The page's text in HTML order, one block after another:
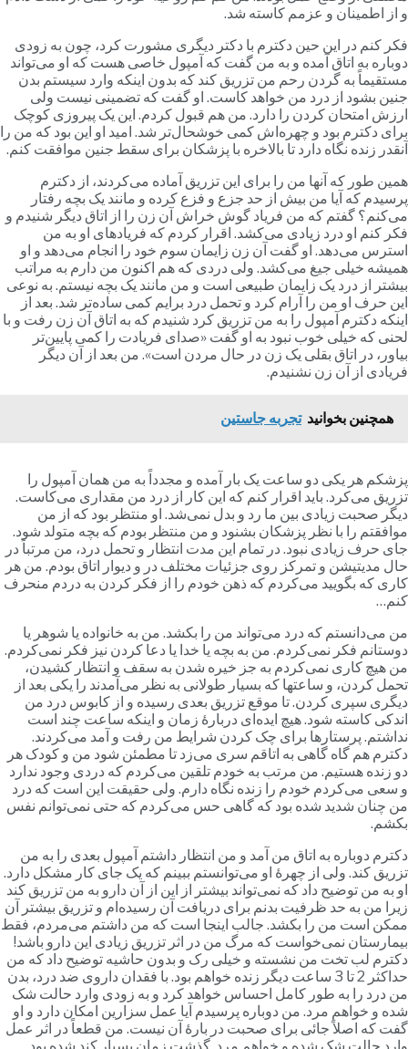
از اطمینان و عزمم کاسته شد.
کنم در این حین دکترم با دکتر دیگری مشورت کرد، چون به زودی
به اتاق آمده و به من گفت که آمپول خاصی هست که او می‌تواند
به گردن رحم من تزریق کند که بدون اینکه وارد سیستم بدن
بشود از درد من خواهد کاست. او گفت که تضمینی نیست ولی
امتحان کردن را دارد. من هم قبول کردم. این یک پیروزی کوچک
دکترم بود و چهره‌اش کمی خوشحال‌تر شد. امید او این بود که من را
زنده نگاه دارد تا بالاخره با پزشکان برای سقط جنین موافقت کنم.
طور که آنها من را برای این تزریق آماده می‌کردند، از دکترم
که آیا من بیش از حد جزع و فزع کرده و مانند یک بچه رفتار
گفتم که من فریاد گوش خراش آن زن را از اتاق دیگر شنیدم و
کنم او درد زیادی می‌کشد. اقرار کردم که فریادهای او به من
می‌دهد. او گفت آن زن زایمان سوم خود را انجام می‌دهد و او
خیلی جیغ می‌کشد. ولی دردی که هم اکنون من دارم به مراتب
از درد یک زایمان طبیعی است و من مانند یک بچه نیستم. به نوعی
حرف او من را آرام کرد و تحمل درد برایم کمی ساده‌تر شد. بعد از
دکترم آمپول را به من تزریق کرد شنیدم که به اتاق آن زن رفت و با
که خیلی خوب نبود به او گفت «صدای فریادت را کمی پایین‌تر
در اتاق بقلی یک زن در حال مردن است». من بعد از آن دیگر
از آن زن نشنیدم.
همچنین بخوانید تجربه جاستین
هر یکی دو ساعت یک بار آمده و مجدداً به من همان آمپول را
می‌کرد. باید اقرار کنم که این کار از درد من مقداری می‌کاست.
صحبت زیادی بین ما رد و بدل نمی‌شد. او منتظر بود که از من
را با نظر پزشکان بشنود و من منتظر بودم که بچه متولد شود.
حرف زیادی نبود. در تمام این مدت انتظار و تحمل درد، من مرتباً در
مدیتیشن و تمرکز روی جزئیات مختلف در و دیوار اتاق بودم. من هر
که بگویید می‌کردم که ذهن خودم را از فکر کردن به دردم منحرف
می‌دانستم که درد می‌تواند من را بکشد. من به خانواده یا شوهر یا
فکر نمی‌کردم. من به بچه یا خدا یا دعا کردن نیز فکر نمی‌کردم.
هیچ کاری نمی‌کردم به جز خیره شدن به سقف و انتظار کشیدن،
کردن، و ساعتها که بسیار طولانی به نظر می‌آمدند را یکی بعد از
سپری کردن. تا موقع تزریق بعدی رسیده و از کابوس درد من
کاسته شود. هیچ ایده‌ای دربارۀ زمان و اینکه ساعت چند است
پرستارها برای چک کردن شرایط من رفت و آمد می‌کردند.
هم گاه گاهی به اتاقم سری می‌زد تا مطمئن شود من و کودک هر
زنده هستیم. من مرتب به خودم تلقین می‌کردم که دردی وجود ندارد
سعی می‌کردم خودم را زنده نگاه دارم. ولی حقیقت این است که درد
چنان شدید شده بود که گاهی حس می‌کردم که حتی نمی‌توانم نفس
دوباره به اتاق من آمد و من انتظار داشتم آمپول بعدی را به من
کند. ولی از چهرۀ او می‌توانستم ببینم که یک جای کار مشکل دارد.
به من توضیح داد که نمی‌تواند بیشتر از این از آن دارو به من تزریق کند
من به حد ظرفیت بدنم برای دریافت آن رسیده‌ام و تزریق بیشتر آن
است من را بکشد. جالب اینجا است که من داشتم می‌مردم، فقط
نمی‌خواست که مرگ من در اثر تزریق زیادی این دارو باشد!
لب تخت من نشسته و خیلی رک و بدون حاشیه توضیح داد که من
حداکثر 2 تا 3 ساعت دیگر زنده خواهم بود. با فقدان داروی ضد درد، بدن
درد را به طور کامل احساس خواهد کرد و به زودی وارد حالت شک
و خواهم مرد. من دوباره پرسیدم آیا عمل سزارین امکان دارد و او
که اصلاً جائی برای صحبت در بارۀ آن نیست. من قطعاً در اثر عمل